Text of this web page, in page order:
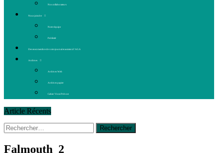
Nos collaborateurs
Nous joindre
Notre équipe
Publicité
Devenez membre de votre journal et assistez à l’AGA
Archives
Archives Web
Archives papier
Cahier Vivez Prévost
Article Récents
14 octobre 2015
La course de boîtes à savon du club
Le rendez-vous des bolides
Rechercher :
Falmouth_2